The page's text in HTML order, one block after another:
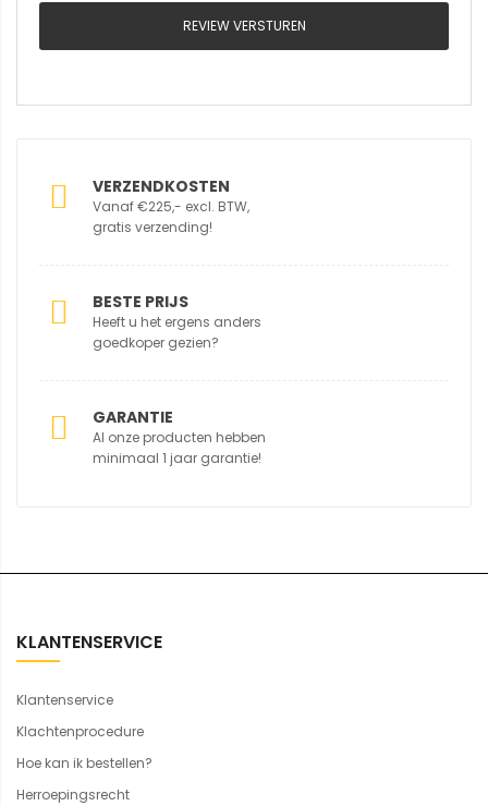
REVIEW VERSTUREN
VERZENDKOSTEN
Vanaf €225,- excl. BTW,
gratis verzending!
BESTE PRIJS
Heeft u het ergens anders
goedkoper gezien?
GARANTIE
Al onze producten hebben
minimaal 1 jaar garantie!
KLANTENSERVICE
Klantenservice
Klachtenprocedure
Hoe kan ik bestellen?
Herroepingsrecht